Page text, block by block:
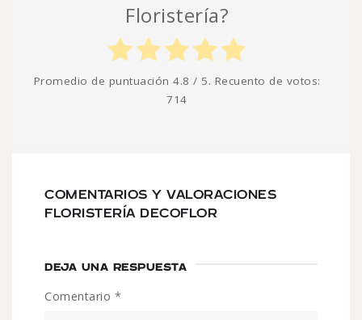
Floristería?
Promedio de puntuación 4.8 / 5. Recuento de votos:
714
COMENTARIOS Y VALORACIONES
FLORISTERÍA DECOFLOR
DEJA UNA RESPUESTA
Comentario *